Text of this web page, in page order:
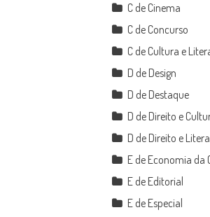
C de Cinema
C de Concurso
C de Cultura e
D de Design
D de Destaque
D de Direito e
D de Direito e
E de Economia da
E de Editorial
E de Especial